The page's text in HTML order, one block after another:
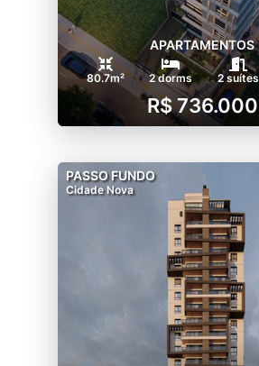
APARTAMENTOS
80.7m² 2 dorms 2 suítes
R$ 736.000
PASSO FUNDO
Cidade Nova